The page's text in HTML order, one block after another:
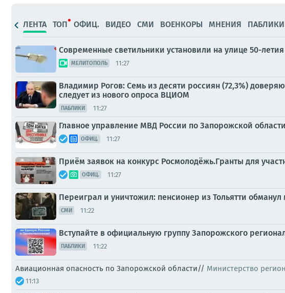
ЛЕНТА ТОП ОФИЦ. ВИДЕО СМИ ВОЕНКОРЫ МНЕНИЯ ПАБЛИКИ
Современные светильники установили на улице 50-
МЕЛИТОПОЛЬ 11:27
Владимир Рогов: Семь из десяти россиян (72,3%)
следует из нового опроса ВЦИОМ
ПАБЛИКИ 11:27
Главное управление МВД России по Запорожской
ОФИЦ. 11:27
Приём заявок на конкурс Росмолодёжь.Гранты для
ОФИЦ. 11:27
Переиграл и уничтожил: пенсионер из Тольятти
СМИ 11:22
Вступайте в официальную группу Запорожского
ПАБЛИКИ 11:22
Авиационная опасность по Запорожской области// Министерство
11:13